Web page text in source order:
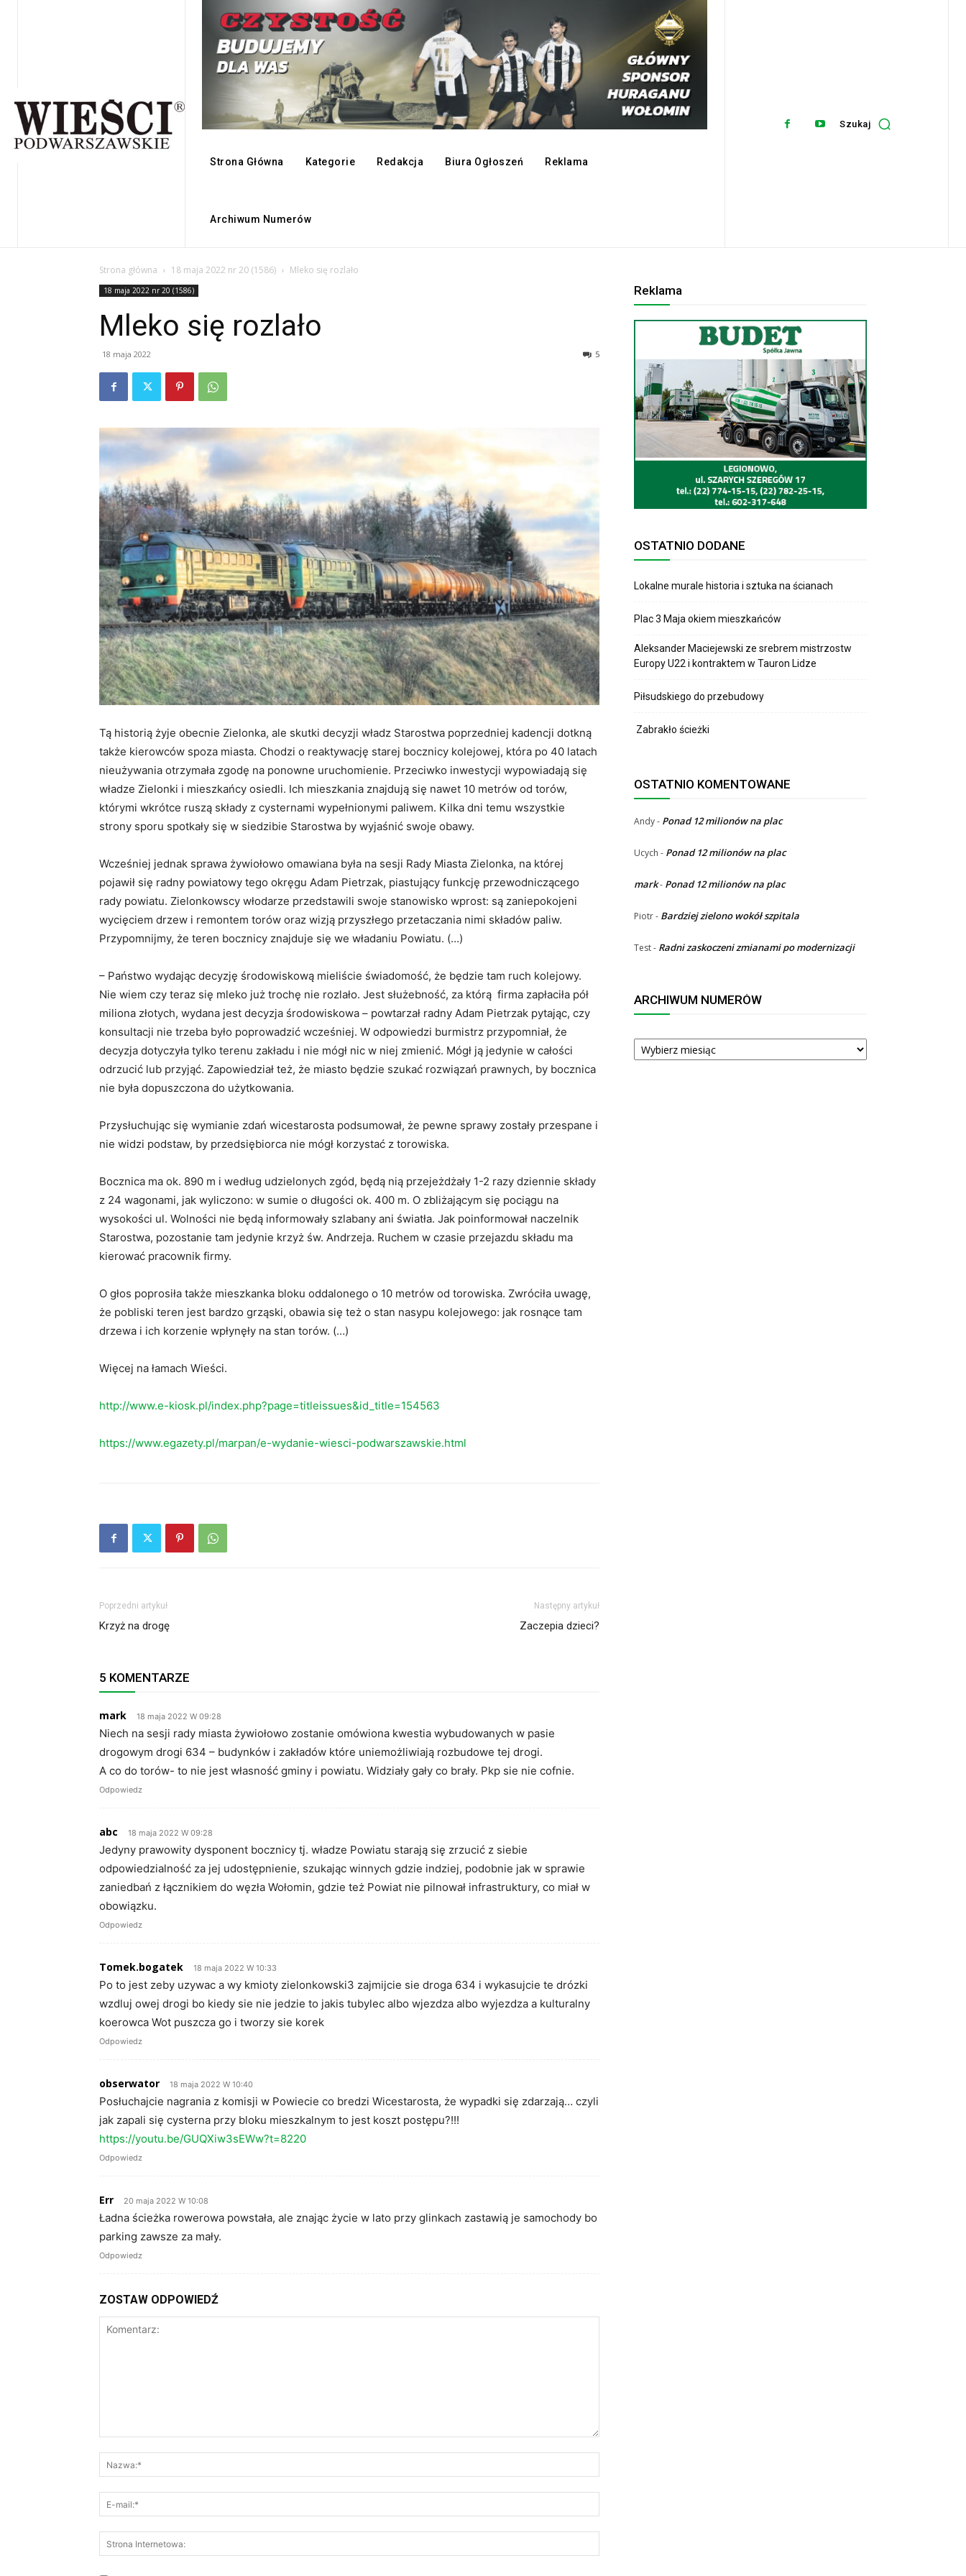
Strona Główna Kategorie Redakcja Biura Ogłoszeń Reklama
Archiwum Numerów
Szukaj
Strona główna 18 maja 2022 nr 20 (1586) Mleko się rozlało
18 maja 2022 nr 20 (1586)
Mleko się rozlało
18 maja 2022 5
Tą historią żyje obecnie Zielonka, ale skutki decyzji władz Starostwa poprzedniej kadencji dotkną
także kierowców spoza miasta. Chodzi o reaktywację starej bocznicy kolejowej, która po 40 latach
nieużywania otrzymała zgodę na ponowne uruchomienie. Przeciwko inwestycji wypowiadają się
władze Zielonki i mieszkańcy osiedli. Ich mieszkania znajdują się nawet 10 metrów od torów,
którymi wkrótce ruszą składy z cysternami wypełnionymi paliwem. Kilka dni temu wszystkie
strony sporu spotkały się w siedzibie Starostwa by wyjaśnić swoje obawy.
Wcześniej jednak sprawa żywiołowo omawiana była na sesji Rady Miasta Zielonka, na której
pojawił się radny powiatowy tego okręgu Adam Pietrzak, piastujący funkcję przewodniczącego
rady powiatu. Zielonkowscy włodarze przedstawili swoje stanowisko wprost: są zaniepokojeni
wycięciem drzew i remontem torów oraz wizją przyszłego przetaczania nimi składów paliw.
Przypomnijmy, że teren bocznicy znajduje się we władaniu Powiatu. (…)
– Państwo wydając decyzję środowiskową mieliście świadomość, że będzie tam ruch kolejowy.
Nie wiem czy teraz się mleko już trochę nie rozlało. Jest służebność, za którą firma zapłaciła pół
miliona złotych, wydana jest decyzja środowiskowa – powtarzał radny Adam Pietrzak pytając, czy
konsultacji nie trzeba było poprowadzić wcześniej. W odpowiedzi burmistrz przypomniał, że
decyzja dotyczyła tylko terenu zakładu i nie mógł nic w niej zmienić. Mógł ją jedynie w całości
odrzucić lub przyjąć. Zapowiedział też, że miasto będzie szukać rozwiązań prawnych, by bocznica
nie była dopuszczona do użytkowania.
Przysłuchując się wymianie zdań wicestarosta podsumował, że pewne sprawy zostały przespane i
nie widzi podstaw, by przedsiębiorca nie mógł korzystać z torowiska.
Bocznica ma ok. 890 m i według udzielonych zgód, będą nią przejeżdżały 1-2 razy dziennie składy
z 24 wagonami, jak wyliczono: w sumie o długości ok. 400 m. O zbliżającym się pociągu na
wysokości ul. Wolności nie będą informowały szlabany ani światła. Jak poinformował naczelnik
Starostwa, pozostanie tam jedynie krzyż św. Andrzeja. Ruchem w czasie przejazdu składu ma
kierować pracownik firmy.
O głos poprosiła także mieszkanka bloku oddalonego o 10 metrów od torowiska. Zwróciła uwagę,
że pobliski teren jest bardzo grząski, obawia się też o stan nasypu kolejowego: jak rosnące tam
drzewa i ich korzenie wpłynęły na stan torów. (…)
Więcej na łamach Wieści.
http://www.e-kiosk.pl/index.php?page=titleissues&id_title=154563
https://www.egazety.pl/marpan/e-wydanie-wiesci-podwarszawskie.html
Poprzedni artykuł
Krzyż na drogę
Następny artykuł
Zaczepia dzieci?
5 KOMENTARZE
mark 18 maja 2022 W 09:28
Niech na sesji rady miasta żywiołowo zostanie omówiona kwestia wybudowanych w pasie
drogowym drogi 634 – budynków i zakładów które uniemożliwiają rozbudowe tej drogi.
A co do torów- to nie jest własność gminy i powiatu. Widziały gały co brały. Pkp sie nie cofnie.
Odpowiedz
abc 18 maja 2022 W 09:28
Jedyny prawowity dysponent bocznicy tj. władze Powiatu starają się zrzucić z siebie
odpowiedzialność za jej udostępnienie, szukając winnych gdzie indziej, podobnie jak w sprawie
zaniedbań z łącznikiem do węzła Wołomin, gdzie też Powiat nie pilnował infrastruktury, co miał w
obowiązku.
Odpowiedz
Tomek.bogatek 18 maja 2022 W 10:33
Po to jest zeby uzywac a wy kmioty zielonkowski3 zajmijcie sie droga 634 i wykasujcie te drózki
wzdluj owej drogi bo kiedy sie nie jedzie to jakis tubylec albo wjezdza albo wyjezdza a kulturalny
koerowca Wot puszcza go i tworzy sie korek
Odpowiedz
obserwator 18 maja 2022 W 10:40
Posłuchajcie nagrania z komisji w Powiecie co bredzi Wicestarosta, że wypadki się zdarzają… czyli
jak zapali się cysterna przy bloku mieszkalnym to jest koszt postępu?!!!
https://youtu.be/GUQXiw3sEWw?t=8220
Odpowiedz
Err 20 maja 2022 W 10:08
Ładna ścieżka rowerowa powstała, ale znając życie w lato przy glinkach zastawią je samochody bo
parking zawsze za mały.
Odpowiedz
ZOSTAW ODPOWIEDŹ
Reklama
OSTATNIO DODANE
Lokalne murale historia i sztuka na ścianach
Plac 3 Maja okiem mieszkańców
Aleksander Maciejewski ze srebrem mistrzostw
Europy U22 i kontraktem w Tauron Lidze
Piłsudskiego do przebudowy
Zabrakło ścieżki
OSTATNIO KOMENTOWANE
Andy- Ponad 12 milionów na plac
Ucych - Ponad 12 milionów na plac
mark- Ponad 12 milionów na plac
Piotr- Bardziej zielono wokół szpitala
Test- Radni zaskoczeni zmianami po modernizacji
ARCHIWUM NUMERÓW
ARCHIWUM
NUMERÓW